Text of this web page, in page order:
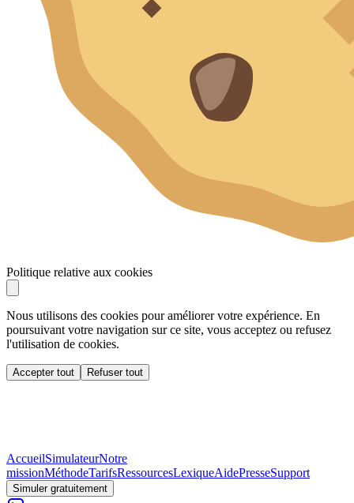
Politique relative aux cookies
Nous utilisons des cookies pour améliorer votre expérience. En
poursuivant votre navigation sur ce site, vous acceptez ou refusez
l'utilisation de cookies.
Accepter tout Refuser tout
AccueilSimulateurNotre
missionMéthodeTarifsRessourcesLexiqueAidePresseSupport
Simuler gratuitement